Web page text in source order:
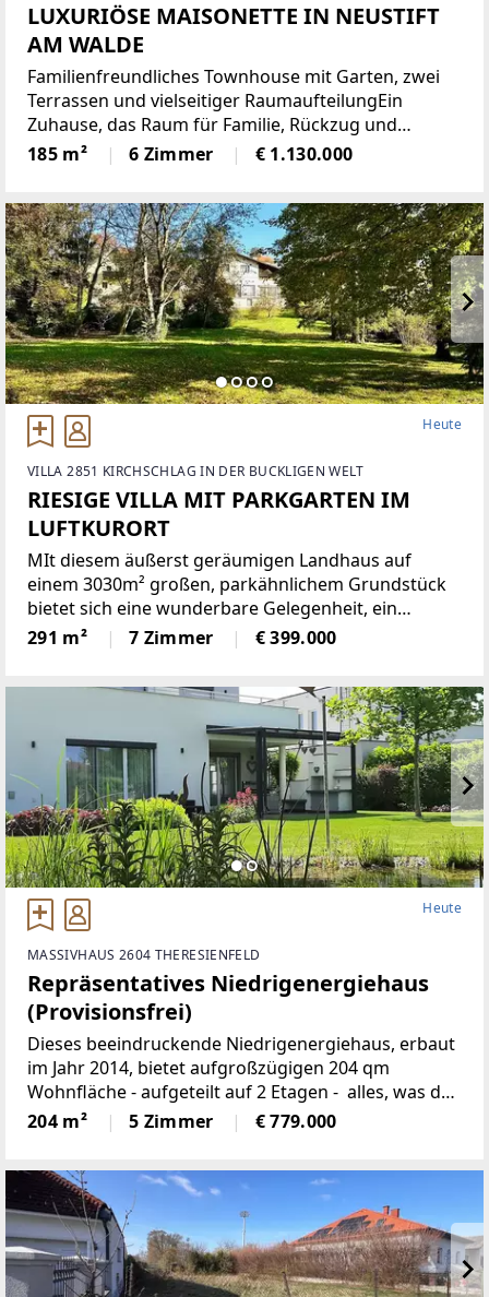
LUXURIÖSE MAISONETTE IN NEUSTIFT
AM WALDE
Familienfreundliches Townhouse mit Garten, zwei
Terrassen und vielseitiger RaumaufteilungEin
Zuhause, das Raum für Familie, Rückzug und
gemeinsames Leben schafft: Dieses grosszügige
Townhouse mit rund 185 m² Wohnfläche überzeugt
185 m² 6 Zimmer € 1.130.000
Heute
VILLA 2851 KIRCHSCHLAG IN DER BUCKLIGEN WELT
RIESIGE VILLA MIT PARKGARTEN IM
LUFTKURORT
MIt diesem äußerst geräumigen Landhaus auf
einem 3030m² großen, parkähnlichem Grundstück
bietet sich eine wunderbare Gelegenheit, ein
einmaliges Domizil in der beliebten Gemeinde
Krumbach zu schaffen!Das 1972 in Ziegelbauweise
291 m² 7 Zimmer € 399.000
Heute
MASSIVHAUS 2604 THERESIENFELD
Repräsentatives Niedrigenergiehaus
(Provisionsfrei)
Dieses beeindruckende Niedrigenergiehaus, erbaut
im Jahr 2014, bietet aufgroßzügigen 204 qm
Wohnfläche - aufgeteilt auf 2 Etagen - alles, was das
Herzbegehrt. Die gut durchdachte Raumaufteilung,
die hochwertige Ausstattung und dervon
204 m² 5 Zimmer € 779.000